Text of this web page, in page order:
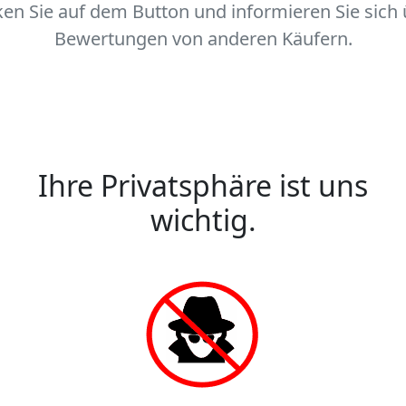
Sie auf dem Button und informieren Sie sich
Bewertungen von anderen Käufern.
Ihre Privatsphäre ist uns
wichtig.